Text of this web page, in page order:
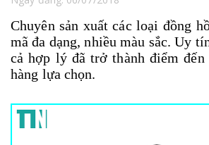
Chuyên sản xuất các loại đồng
mã đa dạng, nhiều màu sắc. Uy
cả hợp lý đã trở thành điểm đến
hàng lựa chọn.